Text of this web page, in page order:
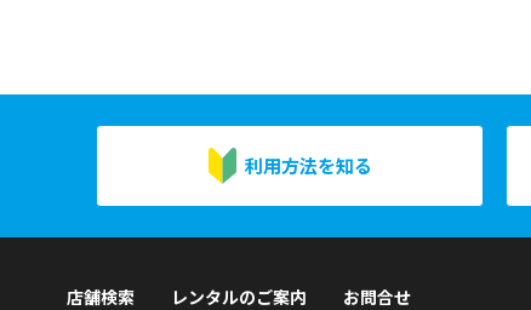
利用方法を知る
店舗検索 レンタルのご案内 お問合せ